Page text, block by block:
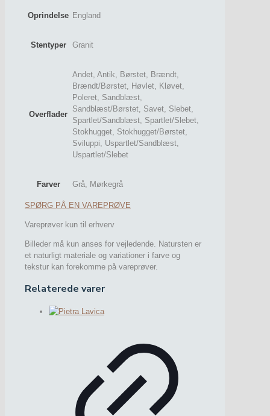
Oprindelse England
Stentyper Granit
Overflader
Andet, Antik, Børstet, Brændt,
Brændt/Børstet, Høvlet, Kløvet,
Poleret, Sandblæst,
Sandblæst/Børstet, Savet, Slebet,
Spartlet/Sandblæst, Spartlet/Slebet,
Stokhugget, Stokhugget/Børstet,
Sviluppi, Uspartlet/Sandblæst,
Uspartlet/Slebet
Farver Grå, Mørkegrå
SPØRG PÅ EN VAREPRØVE
Vareprøver kun til erhverv
Billeder må kun anses for vejledende. Natursten er
et naturligt materiale og variationer i farve og
tekstur kan forekomme på vareprøver.
Relaterede varer